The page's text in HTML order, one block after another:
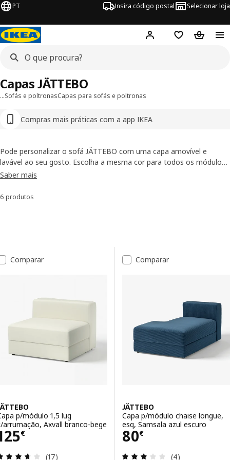
PT Insira código postal Selecionar loja
Hej! Inicie sessão
FavoritosCesto de
…Sofás e poltronasCapas para sofás e poltronas
Compras mais práticas com a app IKEA
Capas JÄTTEBO
Pode personalizar o sofá JÄTTEBO com uma capa amovível e
lavável ao seu gosto. Escolha a mesma cor para todos os módulos
ou seja arrojado e misture algumas cores. Uma capa nova dá um
novo.
Saber mais
Ordenar e Filtrar
6 produtos
Lista de resultados
Comparar
p/módulo 1,5 lug
arrumação, Axvall branco-bege
€ 125€
Avaliação: 3.6 fora de 5 estrelas. Total de
(17)
Comparar
JÄTTEBO
Capa p/módulo chaise longue,
esq, Samsala azul escuro
80€
Preço 80€
Avaliação: 3
(4)